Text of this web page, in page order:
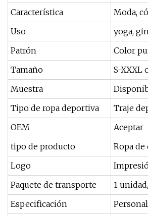
Característica
Moda,
Uso
yoga,
Patrón
Color
Tamaño
S-XXXL
Muestra
Tipo de ropa deportiva
Traje
OEM
Aceptar
tipo de producto
Ropa
Logo
Paquete de transporte
1
Especificación